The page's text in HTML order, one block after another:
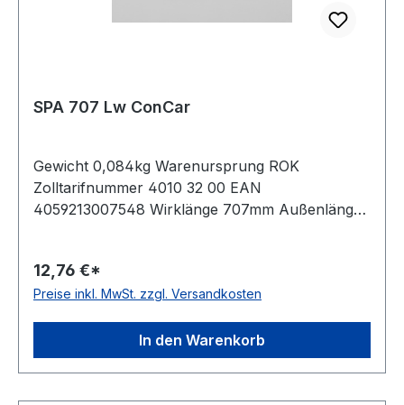
SPA 707 Lw ConCar
Gewicht 0,084kg Warenursprung ROK
Zolltarifnummer 4010 32 00 EAN
4059213007548 Wirklänge 707mm Außenlänge
Norm DIN 7753 Material Neoprene Zugstrang
Polyester Breite 12,7mm Höhe 10mm
12,76 €*
Preise inkl. MwSt. zzgl. Versandkosten
In den Warenkorb